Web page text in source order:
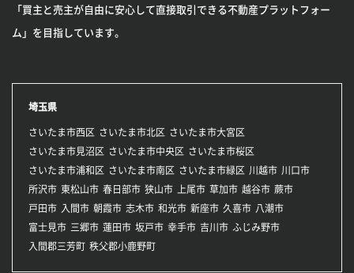
「買主と売主が自由に安心して直接取引できる不動産プラットフォー
ム」を目指しています。
埼玉県
さいたま市西区 さいたま市北区
さいたま市大宮区
さいたま市見沼区
さいたま市中央区
さいたま市桜区
さいたま市浦和区
さいたま市南区 さいたま市緑区 川越市 川口市
所沢市 東松山市 春日部市 狭山市 上尾市 草加市 越谷市 蕨市
戸田市 入間市 朝霞市 志木市 和光市 新座市 久喜市 八潮市
富士見市 三郷市 蓮田市 坂戸市 幸手市 吉川市 ふじみ野市
入間郡三芳町 秩父郡小鹿野町